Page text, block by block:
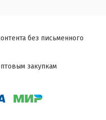
без письменного
закупкам